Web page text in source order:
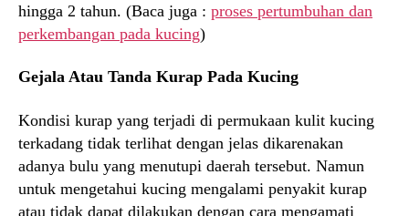
hingga 2 tahun. (Baca juga : proses pertumbuhan dan
perkembangan pada kucing)
Gejala Atau Tanda Kurap Pada Kucing
Kondisi kurap yang terjadi di permukaan kulit kucing
terkadang tidak terlihat dengan jelas dikarenakan
adanya bulu yang menutupi daerah tersebut. Namun
untuk mengetahui kucing mengalami penyakit kurap
atau tidak dapat dilakukan dengan cara mengamati